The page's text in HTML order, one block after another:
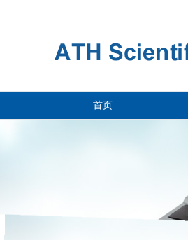
首页